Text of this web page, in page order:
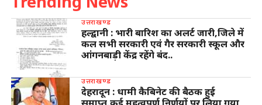
उत्तराखण्ड
हल्द्वानी : भारी बारिश का अलर्ट जारी,जिले में
कल सभी सरकारी एवं गैर सरकारी स्कूल और
आंगनबाड़ी केंद्र रहेंगे बंद..
उत्तराखण्ड
देहरादून : धामी कैबिनेट की बैठक हुई